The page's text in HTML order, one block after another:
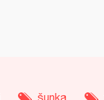
šunka